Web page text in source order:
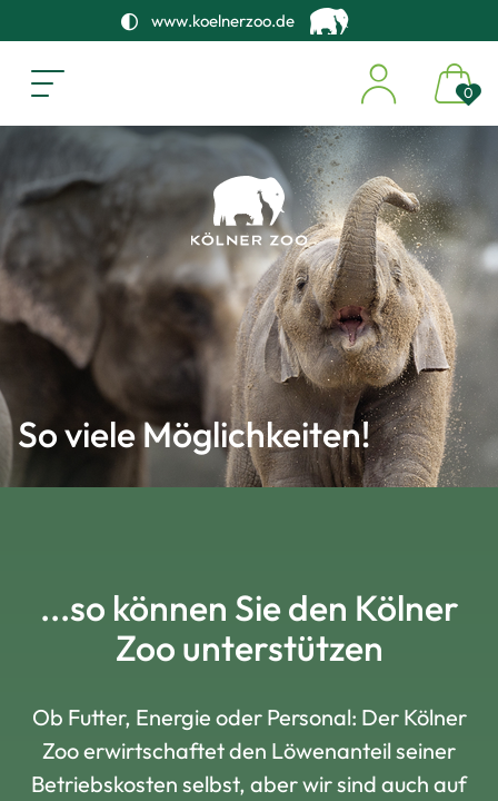
www.koelnerzoo.de
0
So viele Möglichkeiten!
...so können Sie den Kölner
Zoo unterstützen
Ob Futter, Energie oder Personal: Der Kölner
Zoo erwirtschaftet den Löwenanteil seiner
Betriebskosten selbst, aber wir sind auch auf